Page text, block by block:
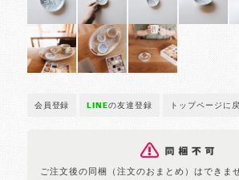
会員登録 LINEの友達登録 トップページに
ご注文後の同梱（注文のおまとめ）はできま